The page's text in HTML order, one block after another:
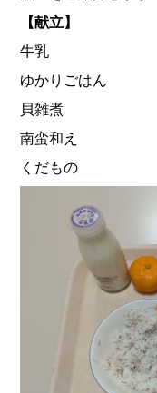
【献立】
牛乳
ゆかりごはん
貝雑煮
南蛮和え
くだもの